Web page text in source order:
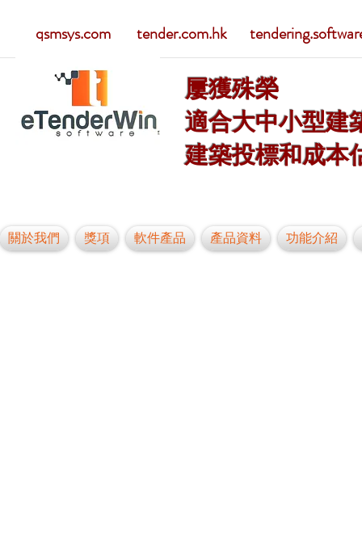
qsmsys.com tender.com.hk
屢獲殊榮
適合大中小型建
建築投標和成本
關於我們 獎項 軟件產品 產品資料 功能介紹